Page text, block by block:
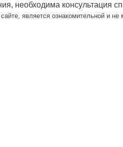
необходима консультация
является ознакомительной и